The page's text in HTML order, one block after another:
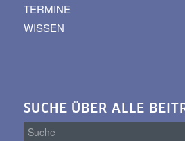
TERMINE
WISSEN
SUCHE ÜBER ALLE